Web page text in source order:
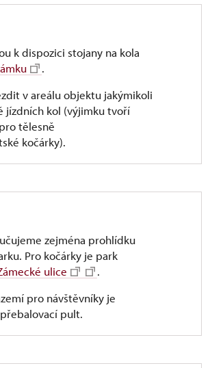
k dispozici stojany na kola
.
v areálu objektu jakýmikoli
jízdních kol (výjimku tvoří
tělesně
kočárky).
zejména prohlídku
Pro kočárky je park
ulice
.
pro návštěvníky je
pult.